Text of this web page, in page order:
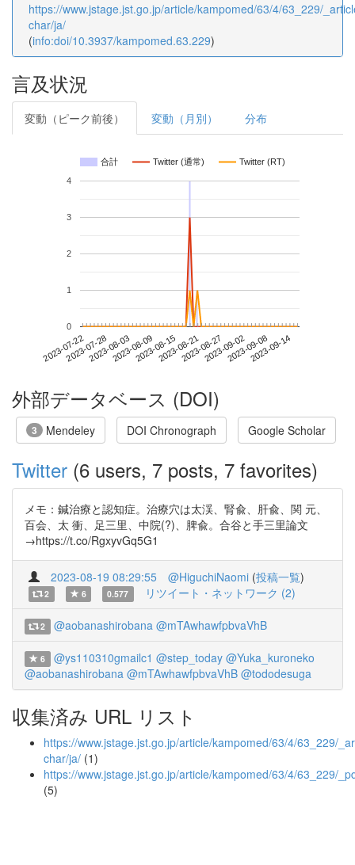
https://www.jstage.jst.go.jp/article/kampomed/63/4/63_229/
char/ja/
(info:doi/10.3937/kampomed.63.229)
言及状況
変動（ピーク前後） 変動（月別） 分布
合計 Twitter (通常) Twitter (RT)
2023-07-222023-07-282023-08-032023-08-092023-08-152023-08-212023-08-272023-09-022023-09-082023-09-14
0
1
2
3
4
外部データベース (DOI)
3 Mendeley DOI Chronograph Google Scholar
Twitter (6 users, 7 posts, 7 favorites)
メモ：鍼治療と認知症。治療穴は太渓、腎兪、肝兪、関 元、
百会、太 衝、足三里、中院(?)、脾兪。合谷と手三里論文
→https://t.co/RgxyvGq5G1
2023-08-19 08:29:55 @HiguchiNaomi (投稿一覧)
2 6 0.577 リツイート・ネットワーク (2)
2 @aobanashirobana @mTAwhawfpbvaVhB
6 @ys110310gmailc1 @step_today @Yuka_kuroneko
@aobanashirobana @mTAwhawfpbvaVhB @tododesuga
収集済み URL リスト
https://www.jstage.jst.go.jp/article/kampomed/63/4/63_229/
char/ja/ (1)
https://www.jstage.jst.go.jp/article/kampomed/63/4/63_229/
(5)